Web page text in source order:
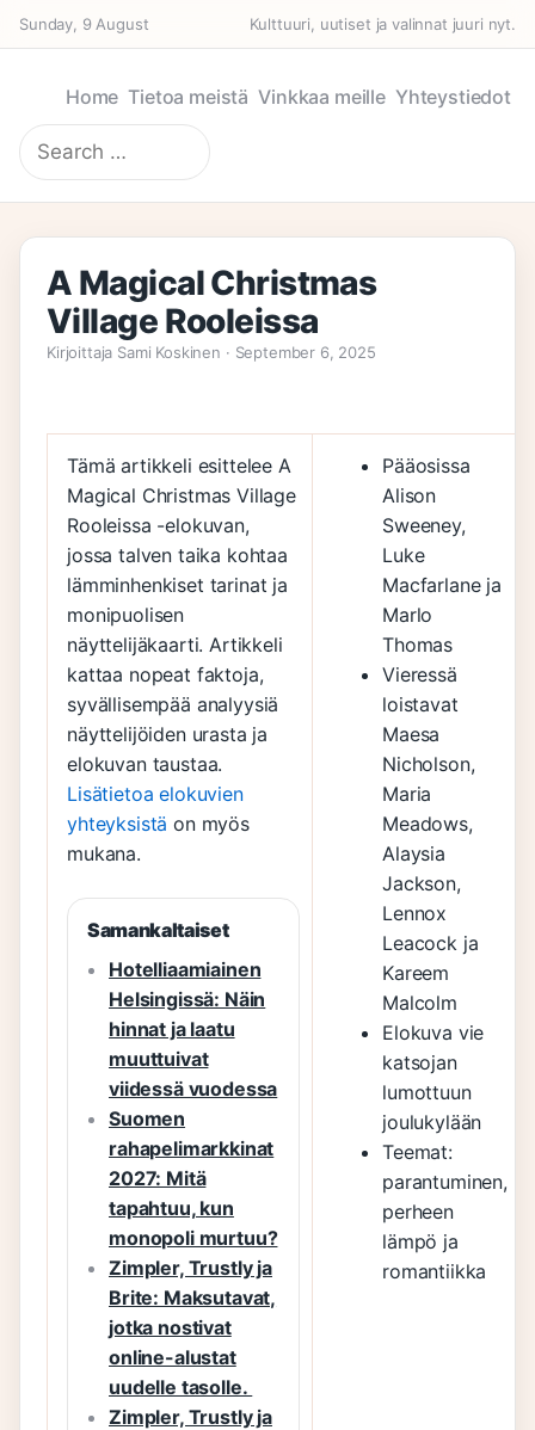
Sunday, 9 August Kulttuuri, uutiset ja valinnat juuri nyt.
Home Tietoa meistä Vinkkaa meille Yhteystiedot
Search
for:
A Magical Christmas
Village Rooleissa
Kirjoittaja Sami Koskinen · September 6, 2025
Tämä artikkeli esittelee A
Magical Christmas Village
Rooleissa -elokuvan,
jossa talven taika kohtaa
lämminhenkiset tarinat ja
monipuolisen
näyttelijäkaarti. Artikkeli
kattaa nopeat faktoja,
syvällisempää analyysiä
näyttelijöiden urasta ja
elokuvan taustaa.
Lisätietoa elokuvien
yhteyksistä on myös
mukana.
Samankaltaiset
Hotelliaamiainen
Helsingissä: Näin
hinnat ja laatu
muuttuivat
viidessä vuodessa
Suomen
rahapelimarkkinat
2027: Mitä
tapahtuu, kun
monopoli murtuu?
Zimpler, Trustly ja
Brite: Maksutavat,
jotka nostivat
online-alustat
uudelle tasolle.
Zimpler, Trustly ja
Pääosissa
Alison
Sweeney,
Luke
Macfarlane ja
Marlo
Thomas
Vieressä
loistavat
Maesa
Nicholson,
Maria
Meadows,
Alaysia
Jackson,
Lennox
Leacock ja
Kareem
Malcolm
Elokuva vie
katsojan
lumottuun
joulukylään
Teemat:
parantuminen,
perheen
lämpö ja
romantiikka